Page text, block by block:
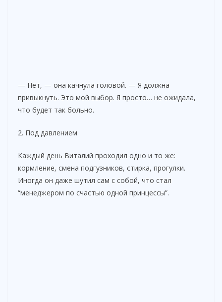
— Нет, — она качнула головой. — Я должна
привыкнуть. Это мой выбор. Я просто… не ожидала,
что будет так больно.
2. Под давлением
Каждый день Виталий проходил одно и то же:
кормление, смена подгузников, стирка, прогулки.
Иногда он даже шутил сам с собой, что стал
“менеджером по счастью одной принцессы”.